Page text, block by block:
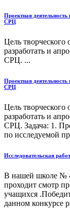
Проектная
СРЦ
Цель творческого
разработать и
СРЦ. ...
Проектная
СРЦ
Цель творческого
разработать и
СРЦ. Задача: 1.
по исследуемой
Исследовательская
В нашей школе №
проходит смотр
учащихся
данном конкурсе